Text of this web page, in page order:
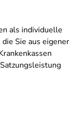
als individuelle
Sie aus eigener